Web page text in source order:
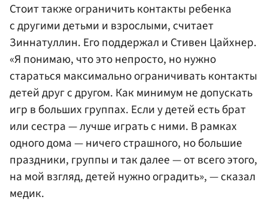
Стоит также ограничить контакты ребенка
с другими детьми и взрослыми, считает
Зиннатуллин. Его поддержал и Стивен Цайхнер.
«Я понимаю, что это непросто, но нужно
стараться максимально ограничивать контакты
детей друг с другом. Как минимум не допускать
игр в больших группах. Если у детей есть брат
или сестра — лучше играть с ними. В рамках
одного дома — ничего страшного, но большие
праздники, группы и так далее — от всего этого,
на мой взгляд, детей нужно оградить», — сказал
медик.